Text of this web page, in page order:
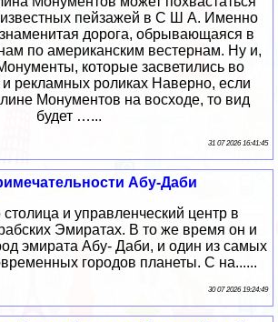
пейзажей в С Ш А. Именно
дорога, обрывающаяся в
по американским вестернам. Ну и,
которые засветились во
рекламных роликах Наверно, если
Монументов на восходе, то вид
будет …...
31 07 2026 16:41:45
Абу-Даби
и управленческий центр в
Эмиратах. В то же время он и
эмирата Абу- Даби, и один из самых
городов планеты. С на......
30 07 2026 19:24:49